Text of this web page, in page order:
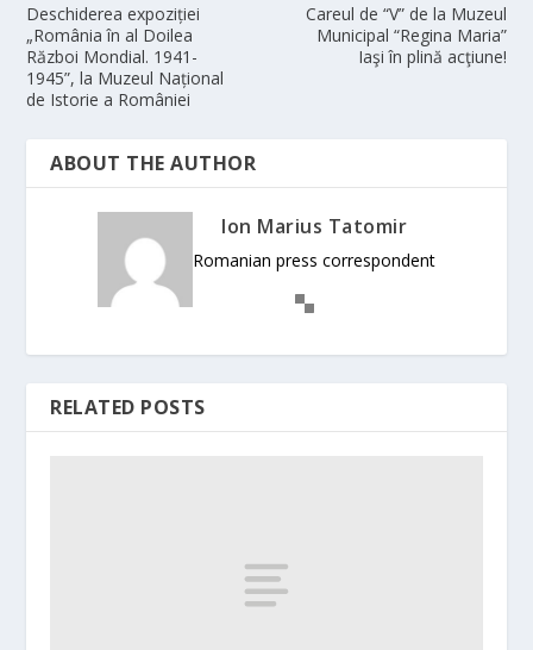
Deschiderea expoziției
„România în al Doilea
Război Mondial. 1941-
1945”, la Muzeul Național
de Istorie a României
Careul de “V” de la Muzeul
Municipal “Regina Maria”
Iaşi în plină acţiune!
ABOUT THE AUTHOR
Ion Marius Tatomir
Romanian press correspondent
RELATED POSTS